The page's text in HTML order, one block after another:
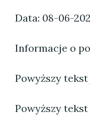
Data: 08-06-
Informacje o
Powyższy
Powyższy tekst